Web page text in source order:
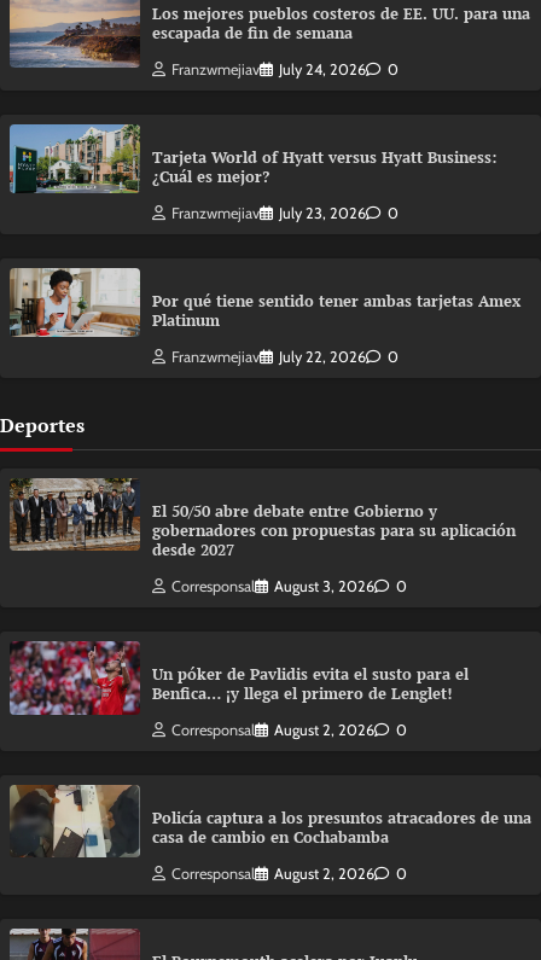
Los mejores pueblos costeros de EE. UU. para una
escapada de fin de semana
Franzwmejiav July 24, 2026 0
Tarjeta World of Hyatt versus Hyatt Business:
¿Cuál es mejor?
Franzwmejiav July 23, 2026 0
Por qué tiene sentido tener ambas tarjetas Amex
Platinum
Franzwmejiav July 22, 2026 0
Deportes
El 50/50 abre debate entre Gobierno y
gobernadores con propuestas para su aplicación
desde 2027
Corresponsal August 3, 2026 0
Un póker de Pavlidis evita el susto para el
Benfica… ¡y llega el primero de Lenglet!
Corresponsal August 2, 2026 0
Policía captura a los presuntos atracadores de una
casa de cambio en Cochabamba
Corresponsal August 2, 2026 0